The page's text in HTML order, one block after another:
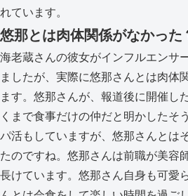
れています。
悠那とは肉体関係がなかった
海老蔵さんの彼女がインフルエンサ
ましたが、実際に悠那さんとは肉体
ます。悠那さんが、報道後に開催し
くまで食事だけの仲だと明かしたそ
パ活もしていますが、悠那さんとは
たのですね。悠那さんは前職が美容
長けています。悠那さん自身も可愛